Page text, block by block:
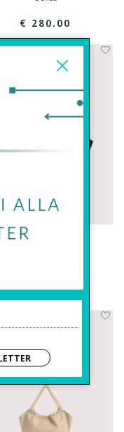
€ 280.00
€ 450.00